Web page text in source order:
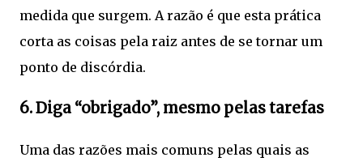
medida que surgem. A razão é que esta prática
corta as coisas pela raiz antes de se tornar um
ponto de discórdia.
6. Diga “obrigado”, mesmo pelas tarefas
Uma das razões mais comuns pelas quais as